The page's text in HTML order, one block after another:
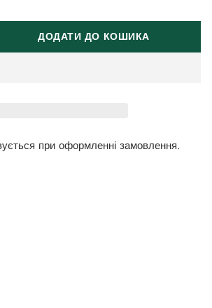
ДОДАТИ ДО КОШИКА
при оформленні замовлення.